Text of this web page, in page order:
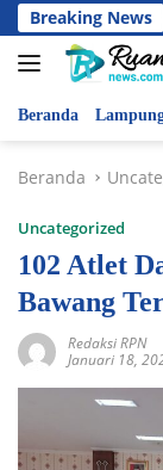
Langsung
ke
konten
Breaking News
Beranda
Beranda
Uncategorized
102 Atlet
Bawang
Redaksi RPN
Januari 18,